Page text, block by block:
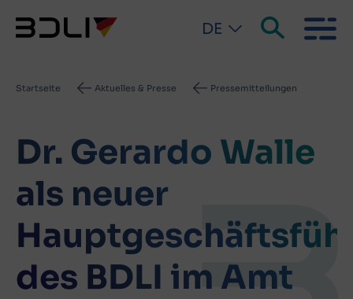
DE
Pfadnavigation
Startseite Aktuelles & Presse Pressemitteilungen
Dr. Gerardo Walle
als neuer
des BDLI im Amt